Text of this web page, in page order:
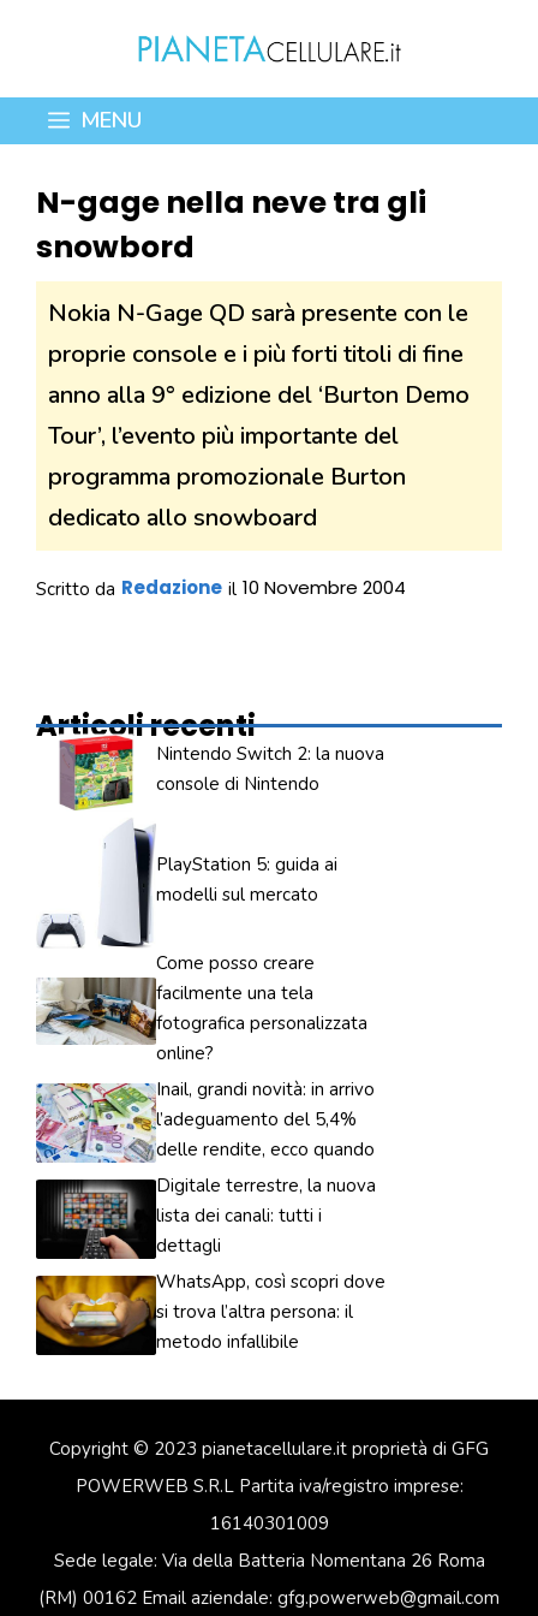
contenuto
MENU
N-gage nella neve tra gli
snowbord
Nokia N-Gage QD sarà presente con le
proprie console e i più forti titoli di fine
anno alla 9° edizione del ‘Burton Demo
Tour’, l’evento più importante del
programma promozionale Burton
dedicato allo snowboard
Scritto da Redazione il 10 Novembre 2004
Articoli recenti
Nintendo Switch 2: la nuova
console di Nintendo
PlayStation 5: guida ai
modelli sul mercato
Come posso creare
facilmente una tela
fotografica personalizzata
online?
Inail, grandi novità: in arrivo
l’adeguamento del 5,4%
delle rendite, ecco quando
Digitale terrestre, la nuova
lista dei canali: tutti i
dettagli
WhatsApp, così scopri dove
si trova l’altra persona: il
metodo infallibile
Copyright © 2023 pianetacellulare.it proprietà di GFG
POWERWEB S.R.L Partita iva/registro imprese:
16140301009
Sede legale: Via della Batteria Nomentana 26 Roma
(RM) 00162 Email aziendale: gfg.powerweb@gmail.com